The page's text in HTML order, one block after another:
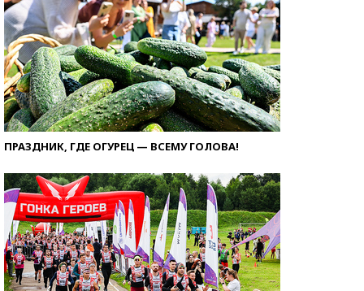
ПРАЗДНИК, ГДЕ ОГУРЕЦ — ВСЕМУ ГОЛОВА!